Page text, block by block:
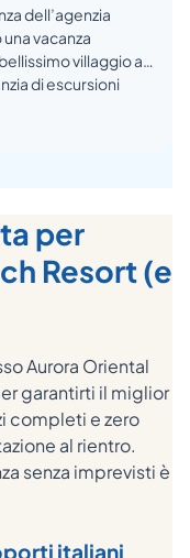
dell’agenzia
vacanza
villaggio a
di escursioni
dubbi.
per
Resort (e
Aurora Oriental
garantirti il miglior
completi e zero
al rientro.
senza imprevisti è
italiani